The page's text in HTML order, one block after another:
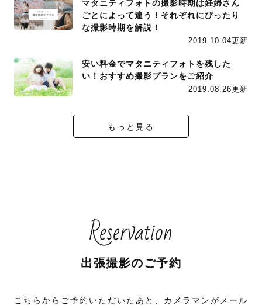
マタニティフォトの撮影時期は妊婦さん
ごとによって違う！それぞれにぴったり
な撮影時期を解説！
2019.10.04更新
安い料金でマタニティフォトを残した
い！おすすめ撮影プランをご紹介
2019.08.26更新
もっと見る
Reservation
出張撮影のご予約
こちらからご予約いただいたあと、カメラマンがメール